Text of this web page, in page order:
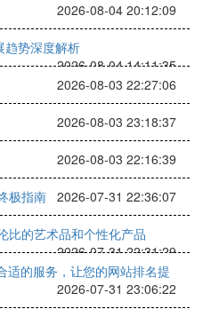
2026-08-04 20:12:09
趋势深度解析
2026-08-04 14:11:35
2026-08-03 22:27:06
2026-08-03 23:18:37
2026-08-03 22:16:39
极指南 2026-07-31 22:36:07
比的艺术品和个性化产品
2026-07-31 22:31:29
适的服务，让您的网站排名提
2026-07-31 23:06:22